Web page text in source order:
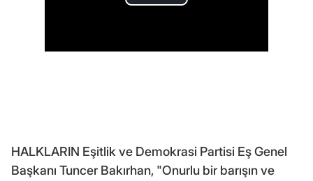
HALKLARIN Eşitlik ve Demokrasi Partisi Eş Genel
Başkanı Tuncer Bakırhan, "Onurlu bir barışın ve